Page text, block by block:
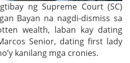
ng Supreme Court (SC)
Bayan na nagdi-dismiss sa
wealth, laban kay dating
Senior, dating first lady
kanilang mga cronies.